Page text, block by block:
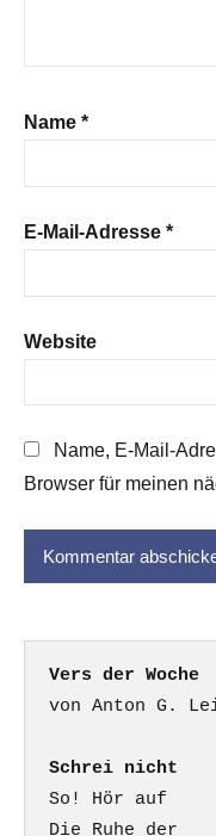
Name *
E-Mail-Adresse *
Website
Name, E-Mail-
Browser für meinen
Vers der Woche
Schrei nicht
So! Hör auf
Die Ruhe der